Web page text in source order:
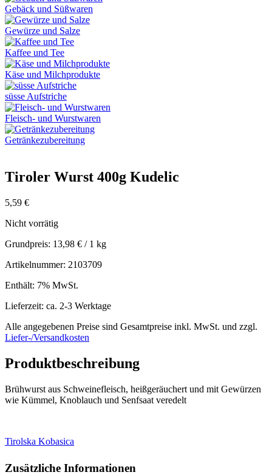
Gebäck und Süßwaren
Gewürze und Salze
Kaffee und Tee
Käse und Milchprodukte
süsse Aufstriche
Fleisch- und Wurstwaren
Getränkezubereitung
Tiroler Wurst 400g Kudelic
5,59 €
Nicht vorrätig
Grundpreis: 13,98 € / 1 kg
Artikelnummer: 2103709
Enthält: 7% MwSt.
Lieferzeit: ca. 2-3 Werktage
Alle angegebenen Preise sind Gesamtpreise inkl. MwSt. und zzgl.
Liefer-/Versandkosten
Produktbeschreibung
Brühwurst aus Schweinefleisch, heißgeräuchert und mit Gewürzen
wie Kümmel, Knoblauch und Senfsaat veredelt
Tirolska Kobasica
Zusätzliche Informationen